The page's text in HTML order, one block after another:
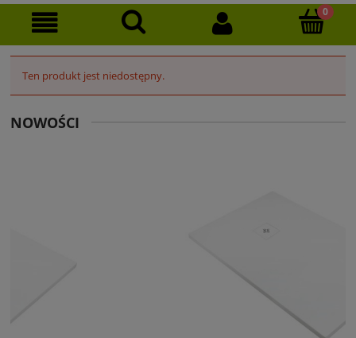
Ten produkt jest niedostępny.
NOWOŚCI